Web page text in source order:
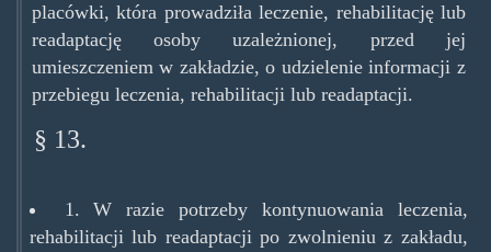
placówki, która prowadziła leczenie, rehabilitację lub
readaptację osoby uzależnionej, przed jej
umieszczeniem w zakładzie, o udzielenie informacji z
przebiegu leczenia, rehabilitacji lub readaptacji.
§ 13.
1. W razie potrzeby kontynuowania leczenia,
rehabilitacji lub readaptacji po zwolnieniu z zakładu,